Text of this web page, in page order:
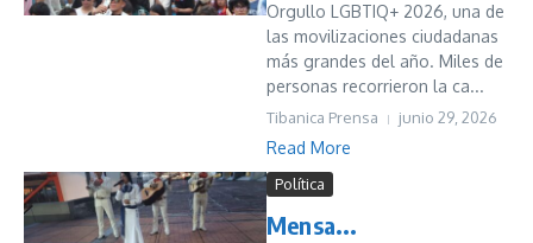
Orgullo LGBTIQ+ 2026, una de
las movilizaciones ciudadanas
más grandes del año. Miles de
personas recorrieron la ca...
Tibanica Prensa junio 29, 2026
Read More
Política
Mensa...